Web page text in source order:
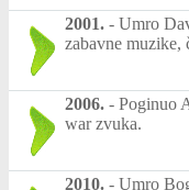
2001. - Umro
zabavne muzike,
2006. - Poginuo
war zvuka.
2010. - Umro